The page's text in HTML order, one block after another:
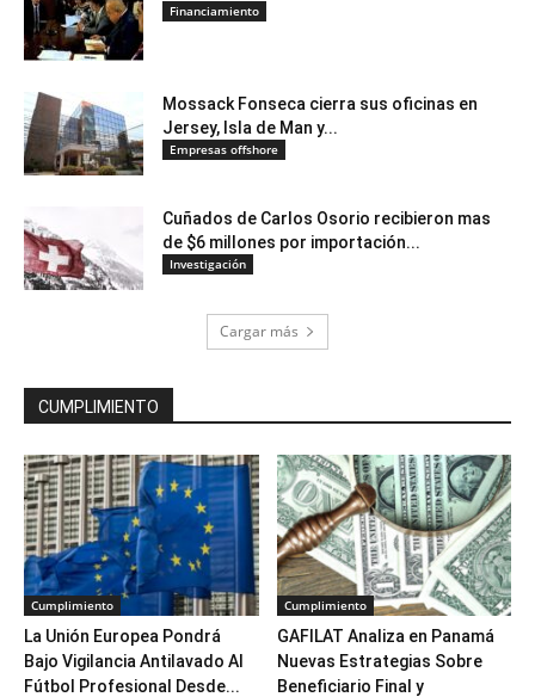
Financiamiento
Mossack Fonseca cierra sus oficinas en
Jersey, Isla de Man y...
Empresas offshore
Cuñados de Carlos Osorio recibieron mas
de $6 millones por importación...
Investigación
Cargar más
CUMPLIMIENTO
Cumplimiento
La Unión Europea Pondrá
Bajo Vigilancia Antilavado Al
Fútbol Profesional Desde...
Cumplimiento
GAFILAT Analiza en Panamá
Nuevas Estrategias Sobre
Beneficiario Final y